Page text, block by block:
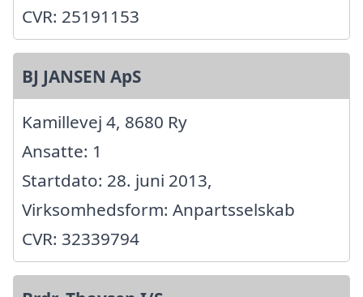
CVR: 25191153
BJ JANSEN ApS
Kamillevej 4, 8680 Ry
Ansatte: 1
Startdato: 28. juni 2013,
Virksomhedsform: Anpartsselskab
CVR: 32339794